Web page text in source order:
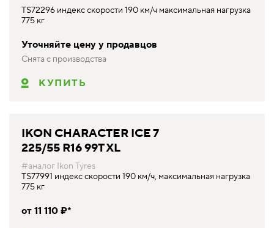
TS72296 индекс скорости 190 км/ч максимальная нагрузка
775 кг
Уточняйте цену у продавцов
Снята с производства
КУПИТЬ
IKON CHARACTER ICE 7
225/55 R16 99T XL
#аналог Ikon Tyres
TS77991 индекс скорости 190 км/ч, максимальная нагрузка
775 кг
от 11 110 ₽*